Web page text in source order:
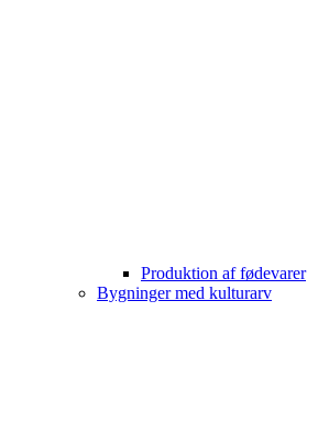
Produktion af fødevarer
Bygninger med kulturarv